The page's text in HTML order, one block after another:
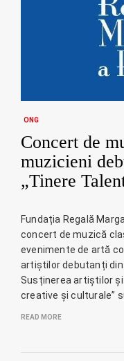
ONG
Concert de
muzicieni
„Tinere
Fundația Regală
concert de muzică
evenimente de artă
artiștilor debutanți din
Susținerea artiștilor
creative și culturale”
READ MORE